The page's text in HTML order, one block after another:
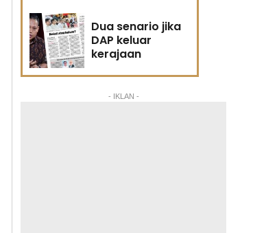
Dua senario jika
DAP keluar
kerajaan
- IKLAN -